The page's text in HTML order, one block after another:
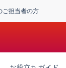
ご担当者の方